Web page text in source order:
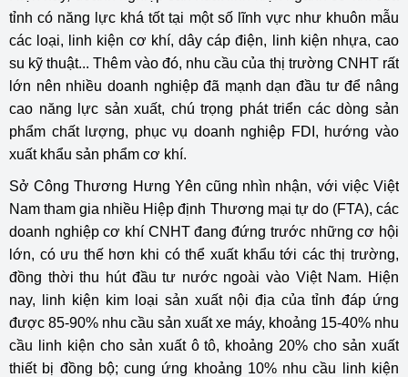
tỉnh có năng lực khá tốt tại một số lĩnh vực như khuôn mẫu
các loại, linh kiện cơ khí, dây cáp điện, linh kiện nhựa, cao
su kỹ thuật... Thêm vào đó, nhu cầu của thị trường CNHT rất
lớn nên nhiều doanh nghiệp đã mạnh dạn đầu tư để nâng
cao năng lực sản xuất, chú trọng phát triển các dòng sản
phẩm chất lượng, phục vụ doanh nghiệp FDI, hướng vào
xuất khẩu sản phẩm cơ khí.
Sở Công Thương Hưng Yên cũng nhìn nhận, với việc Việt
Nam tham gia nhiều Hiệp định Thương mại tự do (FTA), các
doanh nghiệp cơ khí CNHT đang đứng trước những cơ hội
lớn, có ưu thế hơn khi có thể xuất khẩu tới các thị trường,
đồng thời thu hút đầu tư nước ngoài vào Việt Nam. Hiện
nay, linh kiện kim loại sản xuất nội địa của tỉnh đáp ứng
được 85-90% nhu cầu sản xuất xe máy, khoảng 15-40% nhu
cầu linh kiện cho sản xuất ô tô, khoảng 20% cho sản xuất
thiết bị đồng bộ; cung ứng khoảng 10% nhu cầu linh kiện